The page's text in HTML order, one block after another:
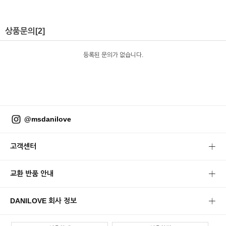
상품문의 [2]
등록된 문의가 없습니다.
@msdanilove
고객센터
교환 반품 안내
DANILOVE 회사 정보